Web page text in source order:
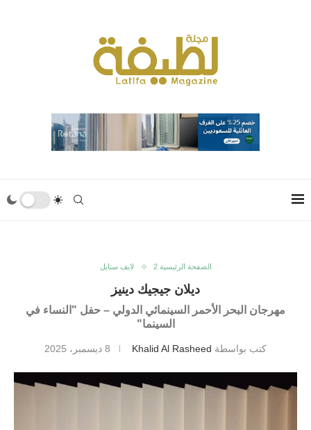
الصفحة الرئيسية 2 لايف ستايل
ديلان جيجيك دينيز
مهرجان البحر الأحمر السينمائي الدولي – حفل "النساء في
السينما"
كتب بواسطة Khalid Al Rasheed 8 ديسمبر، 2025